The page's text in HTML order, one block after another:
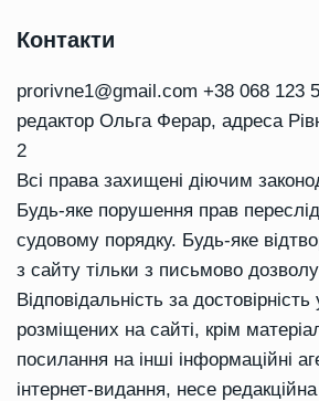
Контакти
prorivne1@gmail.com +38 068 123
редактор Ольга Ферар, адреса
2
Всі права захищені діючим
Будь-яке порушення прав
судовому порядку. Будь-яке
з сайту тільки з письмово дозволу
Відповідальність за достовірність
розміщених на сайті, крім
посилання на інші інформаційні
інтернет-видання, несе